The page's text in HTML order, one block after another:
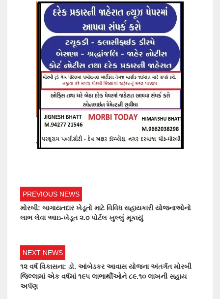
PREVIOUS NEWS
મોરબી: બાગાયતદાર ખેડૂતો માટે વિવિધ સહાયકારી યોજનાઓનો
લાભ લેવા આઇ-ખેડૂત ૨.૦ પોર્ટલ ખુલ્લું મૂકાયું
NEXT NEWS
૧૨ વર્ષ વિકાસના: ડો. આંબેડકર આવાસ યોજના અંતર્ગત મોરબી
જિલ્લામાં એક વર્ષમાં ૧૯૫ લાભાર્થીઓને ૮૯.૧૦ લાખની સહાય
અર્પણ